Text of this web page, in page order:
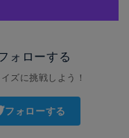
ォローする
ズに挑戦しよう！
フォローする